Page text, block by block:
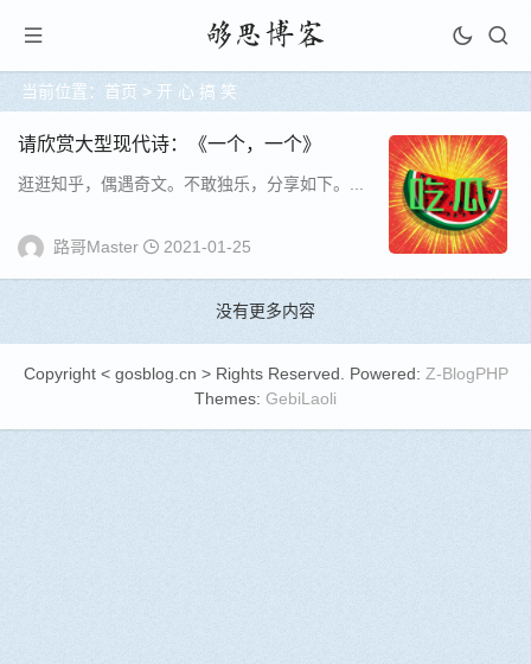
当前位置： 首页 > 开 心 搞 笑
请欣赏大型现代诗：《一个，一个》
逛逛知乎，偶遇奇文。不敢独乐，分享如下。...
路哥Master 2021-01-25
没有更多内容
Copyright < gosblog.cn > Rights Reserved. Powered: Z-BlogPHP
Themes: GebiLaoli